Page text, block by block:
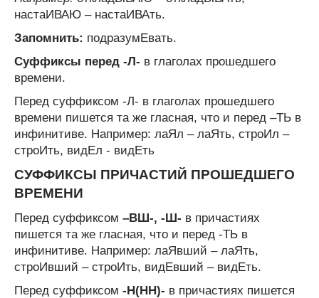
настаИВАЮ – настаИВАть.
Запомнить: подразумЕвать.
Cуффиксы перед -Л- в глаголах прошедшего
времени.
Перед суффиксом -Л- в глаголах прошедшего
времени пишется та же гласная, что и перед –ТЬ в
инфинитиве. Например: лаЯл – лаЯть, строИл –
строИть, видЕл - видЕть
CУФФИКСЫ ПРИЧАСТИЙ ПРОШЕДШЕГО
ВРЕМЕНИ
Перед суффиксом –ВШ-, -Ш- в причастиях
пишется та же гласная, что и перед -ТЬ в
инфинитиве. Например: лаЯвший – лаЯть,
строИвший – строИть, видЕвший – видЕть.
Перед суффиксом -Н(НН)- в причастиях пишется